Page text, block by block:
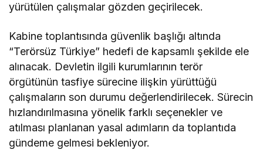
yürütülen çalışmalar gözden geçirilecek.
Kabine toplantısında güvenlik başlığı altında
“Terörsüz Türkiye” hedefi de kapsamlı şekilde ele
alınacak. Devletin ilgili kurumlarının terör
örgütünün tasfiye sürecine ilişkin yürüttüğü
çalışmaların son durumu değerlendirilecek. Sürecin
hızlandırılmasına yönelik farklı seçenekler ve
atılması planlanan yasal adımların da toplantıda
gündeme gelmesi bekleniyor.